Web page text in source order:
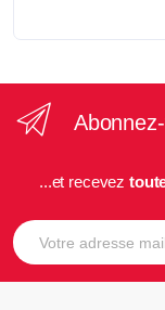
...et recevez
E-mail